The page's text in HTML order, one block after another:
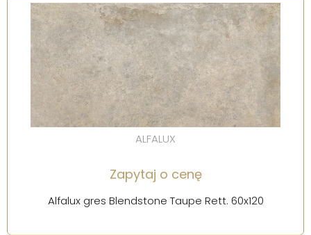
ALFALUX
Zapytaj o cenę
Alfalux gres Blendstone Taupe Rett. 60x120